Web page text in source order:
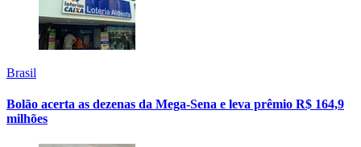
Brasil
Bolão acerta as dezenas da Mega-Sena e leva prêmio R$ 164,9
milhões